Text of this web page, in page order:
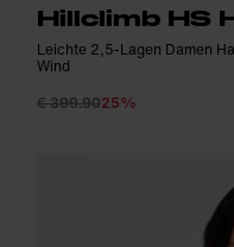
Hillclimb HS
Leichte 2,5-Lagen Damen
Wind
€ 399.9025%